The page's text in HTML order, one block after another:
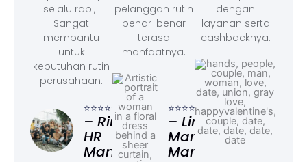
selalu rapi, .
Sangat
membantu
untuk
kebutuhan rutin
perusahaan.
⭐⭐⭐⭐⭐
– Rina,
HR
Manager
pelanggan rutin
benar-benar
terasa
manfaatnya.
⭐⭐⭐⭐⭐
– Linda,
Marketing
Manager
dengan
layanan serta
cashbacknya.